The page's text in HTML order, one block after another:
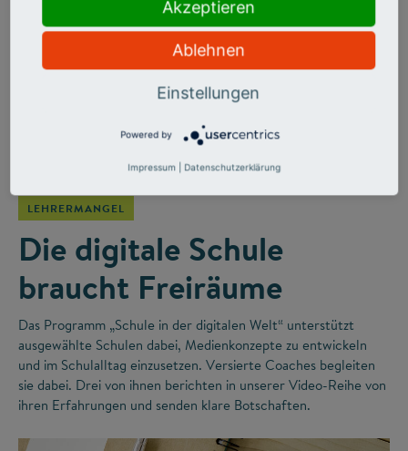
LEHRERMANGEL
Die digitale Schule
braucht Freiräume
Das Programm „Schule in der digitalen Welt“ unterstützt
ausgewählte Schulen dabei, Medienkonzepte zu entwickeln
und im Schulalltag einzusetzen. Versierte Coaches begleiten
sie dabei. Drei von ihnen berichten in unserer Video-Reihe von
ihren Erfahrungen und senden klare Botschaften.
Akzeptieren
Ablehnen
Einstellungen
Powered by
Impressum Datenschutzerklärung